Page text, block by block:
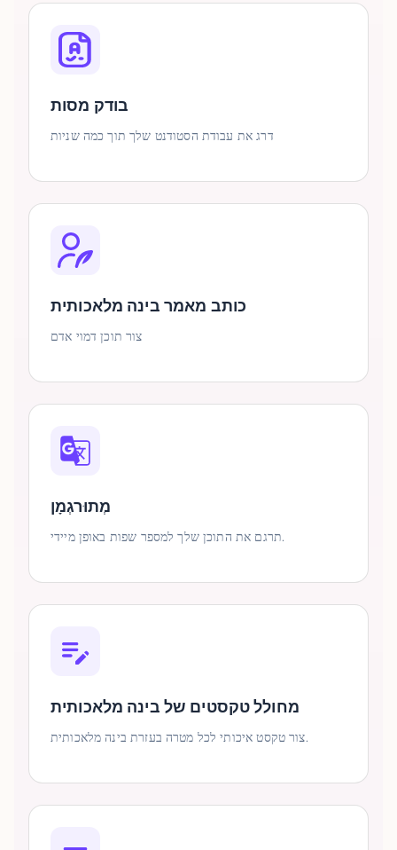
בודק מסות
דרג את עבודת הסטודנט שלך תוך כמה שניות
כותב מאמר בינה מלאכותית
צור תוכן דמוי אדם
מְתוּרגְמָן
תרגם את התוכן שלך למספר שפות באופן מיידי.
מחולל טקסטים של בינה מלאכותית
צור טקסט איכותי לכל מטרה בעזרת בינה מלאכותית.